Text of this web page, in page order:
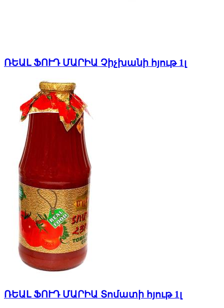
ՌԵԱԼ ՖՈՒԴ ՄԱՐԻԱ Չիչխանի հյութ 1լ
ՌԵԱԼ ՖՈՒԴ ՄԱՐԻԱ Տոմատի հյութ 1լ